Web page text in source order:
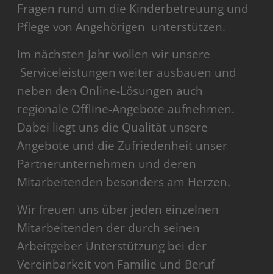
Fragen rund um die Kinderbetreuung und
Pflege von Angehörigen unterstützen.
Im nächsten Jahr wollen wir unsere
Serviceleistungen weiter ausbauen und
neben den Online-Lösungen auch
regionale Offline-Angebote aufnehmen.
Dabei liegt uns die Qualität unsere
Angebote und die Zufriedenheit unser
Partnerunternehmen und deren
Mitarbeitenden besonders am Herzen.
Wir freuen uns über jeden einzelnen
Mitarbeitenden der durch seinen
Arbeitgeber Unterstützung bei der
Vereinbarkeit von Familie und Beruf